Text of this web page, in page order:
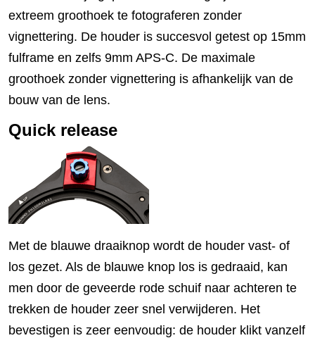
extreem groothoek te fotograferen zonder
vignettering. De houder is succesvol getest op 15mm
fulframe en zelfs 9mm APS-C. De maximale
groothoek zonder vignettering is afhankelijk van de
bouw van de lens.
Quick release
Met de blauwe draaiknop wordt de houder vast- of
los gezet. Als de blauwe knop los is gedraaid, kan
men door de geveerde rode schuif naar achteren te
trekken de houder zeer snel verwijderen. Het
bevestigen is zeer eenvoudig: de houder klikt vanzelf